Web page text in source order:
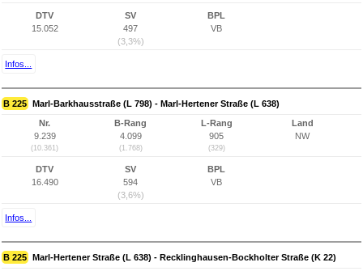
DTV
15.052
SV
497
(3,3%)
BPL
VB
Infos...
B 225 Marl-Barkhausstraße (L 798) - Marl-Hertener Straße (L 638)
Nr.
9.239
(10.361)
B-Rang
4.099
(1.768)
L-Rang
905
(329)
Land
NW
DTV
16.490
SV
594
(3,6%)
BPL
VB
Infos...
B 225 Marl-Hertener Straße (L 638) - Recklinghausen-Bockholter Straße (K 22)